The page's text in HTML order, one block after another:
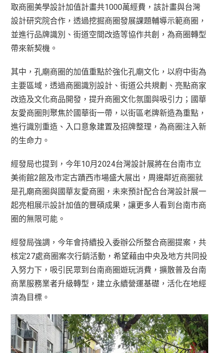
取商圈美學設計加值計畫共1000萬經費，該計畫與台灣
設計研究院合作，透過挖掘商圈發展課題輔導示範商圈，
並進行品牌識別、街道空間改造等協作共創，為商圈轉型
帶來新契機。
其中，孔廟商圈的加值重點於強化孔廟文化，以府中街為
主要區域，透過商圈識別設計、街道公共規劃、亮點商家
改造及文化商品開發，提升商圈文化氛圍與吸引力；國華
友愛商圈則聚焦於國華街一帶，以街區老牌新造為重點，
進行識別重造、入口意象建置及招牌整理，為商圈注入新
的生命力。
經發局也提到，今年10月2024台灣設計展將在台南市立
美術館2館及市定古蹟西市場盛大展出，周邊鄰近商圈就
是孔廟商圈與國華友愛商圈，未來預計配合台灣設計展一
起亮相展示設計加值的豐碩成果，讓更多人看到台南市商
圈的無限可能。
經發局強調，今年會持續投入委辦公所整合商圈提案，共
核定27處商圈案次行銷活動，希望藉由中央及地方共同投
入努力下，吸引民眾到台南商圈遊玩消費，擴散普及台南
商業服務業者升級轉型，建立永續營運基礎，活化在地經
濟為目標。